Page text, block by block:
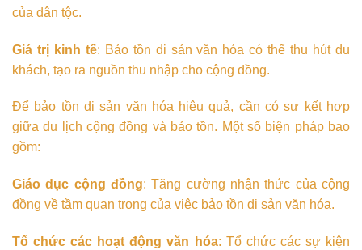
của dân tộc.
Giá trị kinh tế: Bảo tồn di sản văn hóa có thể thu hút du
khách, tạo ra nguồn thu nhập cho cộng đồng.
Để bảo tồn di sản văn hóa hiệu quả, cần có sự kết hợp
giữa du lịch cộng đồng và bảo tồn. Một số biện pháp bao
gồm:
Giáo dục cộng đồng: Tăng cường nhận thức của cộng
đồng về tầm quan trọng của việc bảo tồn di sản văn hóa.
Tổ chức các hoạt động văn hóa: Tổ chức các sự kiện